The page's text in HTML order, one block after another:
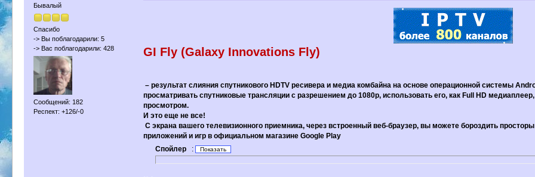
Бывалый
Спасибо
-> Вы поблагодарили: 5
-> Вас поблагодарили: 428
Сообщений: 182
Респект: +126/-0
GI Fly (Galaxy Innovations Fly)
– результат слияния спутникового HDTV ресивера и медиа комбайна на основе операционной системы
просматривать спутниковые трансляции с разрешением до 1080р, использовать его, как Full HD
просмотром.
И это еще не все!
С экрана вашего телевизионного приемника, через встроенный веб-браузер, вы можете бороздить
приложений и игр в официальном магазине Google Play
Спойлер
: